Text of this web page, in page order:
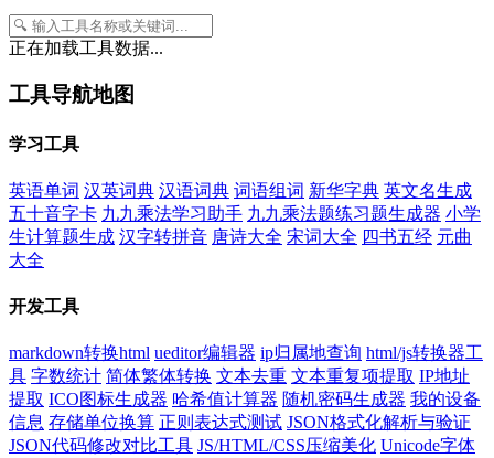
正在加载工具数据...
工具导航地图
学习工具
英语单词 汉英词典 汉语词典 词语组词 新华字典 英文名生成
五十音字卡 九九乘法学习助手 九九乘法题练习题生成器 小学
生计算题生成 汉字转拼音 唐诗大全 宋词大全 四书五经 元曲
大全
开发工具
markdown转换html ueditor编辑器 ip归属地查询 html/js转换器工
具 字数统计 简体繁体转换 文本去重 文本重复项提取 IP地址
提取 ICO图标生成器 哈希值计算器 随机密码生成器 我的设备
信息 存储单位换算 正则表达式测试 JSON格式化解析与验证
JSON代码修改对比工具 JS/HTML/CSS压缩美化 Unicode字体